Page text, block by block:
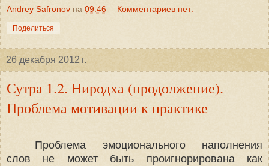
Andrey Safronov на 09:46 Комментариев нет:
Поделиться
26 декабря 2012 г.
Сутра 1.2. Ниродха (продолжение).
Проблема мотивации к практике
Проблема эмоционального наполнения
слов не может быть проигнорирована как